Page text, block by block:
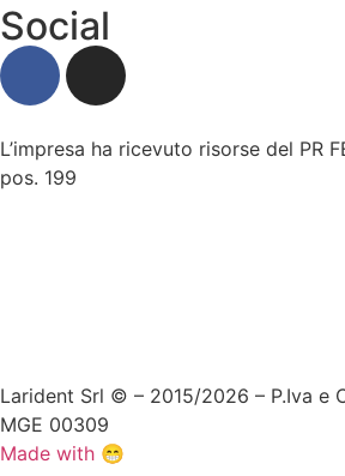
Social
L’impresa ha ricevuto risorse del PR
pos. 199
Larident Srl © – 2015/2026 – P.Iva e
MGE 00309
Made with 😁